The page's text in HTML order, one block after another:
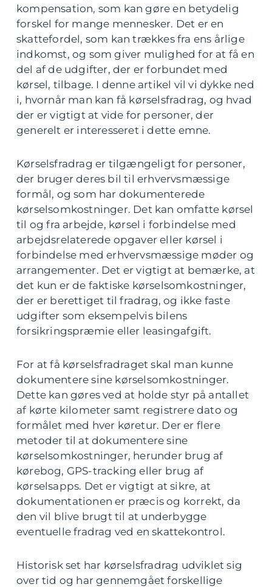
kompensation, som kan gøre en betydelig
forskel for mange mennesker. Det er en
skattefordel, som kan trækkes fra ens årlige
indkomst, og som giver mulighed for at få en
del af de udgifter, der er forbundet med
kørsel, tilbage. I denne artikel vil vi dykke ned
i, hvornår man kan få kørselsfradrag, og hvad
der er vigtigt at vide for personer, der
generelt er interesseret i dette emne.
Kørselsfradrag er tilgængeligt for personer,
der bruger deres bil til erhvervsmæssige
formål, og som har dokumenterede
kørselsomkostninger. Det kan omfatte kørsel
til og fra arbejde, kørsel i forbindelse med
arbejdsrelaterede opgaver eller kørsel i
forbindelse med erhvervsmæssige møder og
arrangementer. Det er vigtigt at bemærke, at
det kun er de faktiske kørselsomkostninger,
der er berettiget til fradrag, og ikke faste
udgifter som eksempelvis bilens
forsikringspræmie eller leasingafgift.
For at få kørselsfradraget skal man kunne
dokumentere sine kørselsomkostninger.
Dette kan gøres ved at holde styr på antallet
af kørte kilometer samt registrere dato og
formålet med hver køretur. Der er flere
metoder til at dokumentere sine
kørselsomkostninger, herunder brug af
kørebog, GPS-tracking eller brug af
kørselsapps. Det er vigtigt at sikre, at
dokumentationen er præcis og korrekt, da
den vil blive brugt til at underbygge
eventuelle fradrag ved en skattekontrol.
Historisk set har kørselsfradrag udviklet sig
over tid og har gennemgået forskellige